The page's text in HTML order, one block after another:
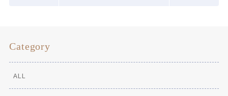
Category
ALL